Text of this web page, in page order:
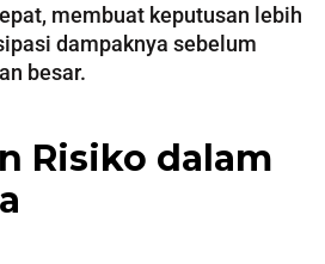
membuat keputusan lebih
dampaknya sebelum
besar.
Risiko dalam